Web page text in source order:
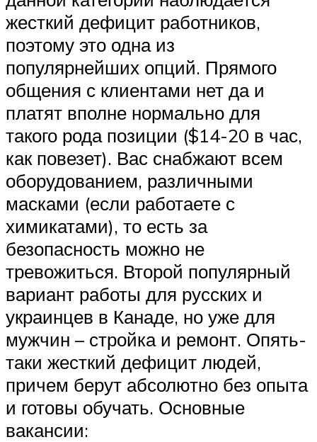
жесткий дефицит работников,
поэтому это одна из
популярнейших опций. Прямого
общения с клиентами нет да и
платят вполне нормально для
такого рода позиции ($14-20 в час,
как повезет). Вас снабжают всем
оборудованием, различными
масками (если работаете с
химикатами), то есть за
безопасность можно не
тревожиться. Второй популярный
вариант работы для русских и
украинцев в Канаде, но уже для
мужчин – стройка и ремонт. Опять-
таки жесткий дефицит людей,
причем берут абсолютно без опыта
и готовы обучать. Основные
вакансии: